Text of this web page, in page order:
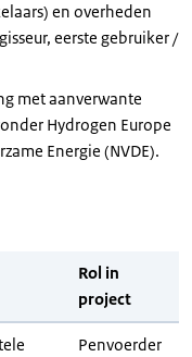
en overheden
eerste gebruiker /
met aanverwante
Hydrogen Europe
Energie (NVDE).
Rol in
project
Penvoerder